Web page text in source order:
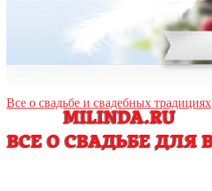
Все о свадьбе и свадебных традициях